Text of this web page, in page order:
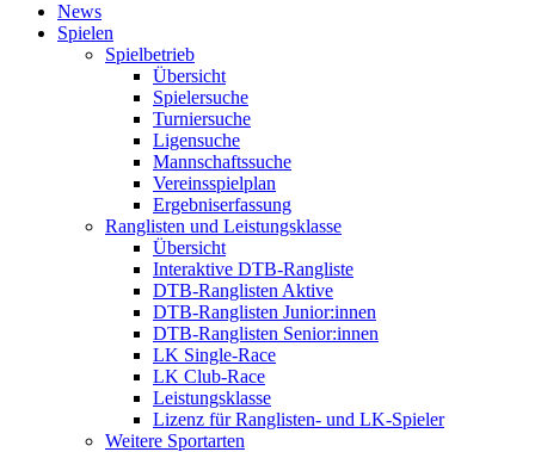
News
Spielen
Spielbetrieb
Übersicht
Spielersuche
Turniersuche
Ligensuche
Mannschaftssuche
Vereinsspielplan
Ergebniserfassung
Ranglisten und Leistungsklasse
Übersicht
Interaktive DTB-Rangliste
DTB-Ranglisten Aktive
DTB-Ranglisten Junior:innen
DTB-Ranglisten Senior:innen
LK Single-Race
LK Club-Race
Leistungsklasse
Lizenz für Ranglisten- und LK-Spieler
Weitere Sportarten